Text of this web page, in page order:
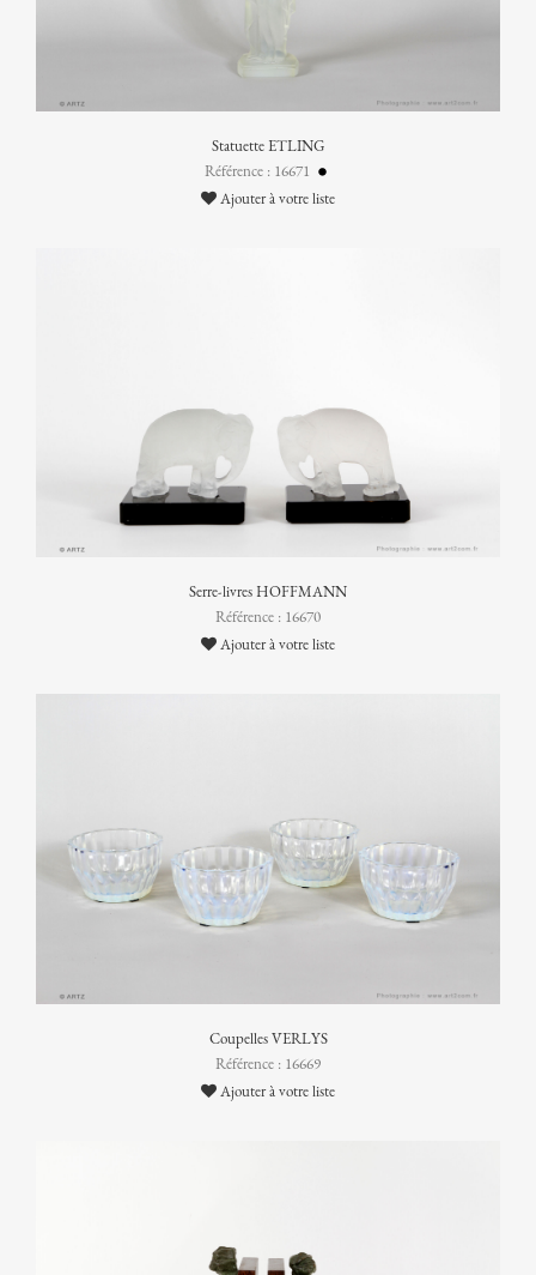
Statuette ETLING
Référence : 16671
Ajouter à votre liste
Serre-livres HOFFMANN
Référence : 16670
Ajouter à votre liste
Coupelles VERLYS
Référence : 16669
Ajouter à votre liste